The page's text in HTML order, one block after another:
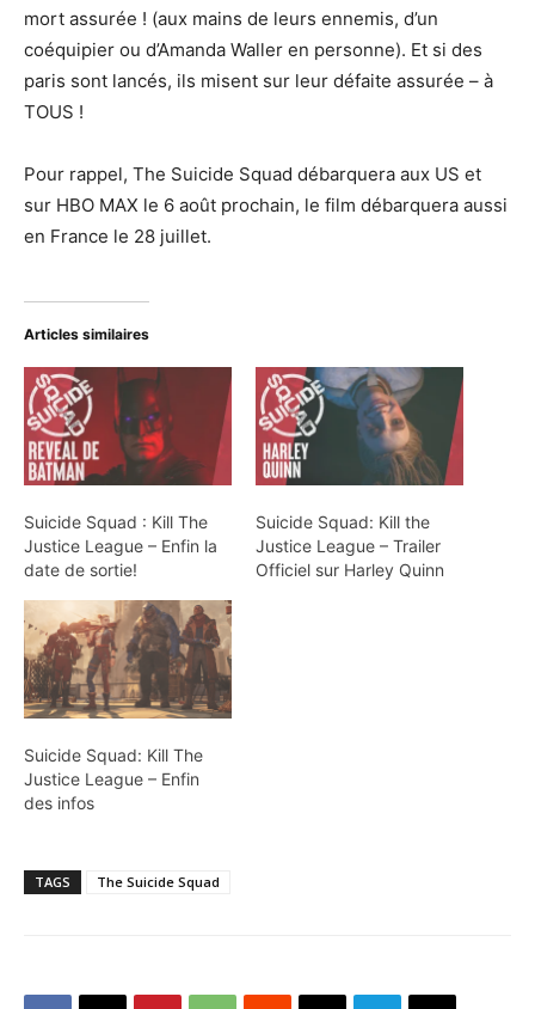
mort assurée ! (aux mains de leurs ennemis, d’un
coéquipier ou d’Amanda Waller en personne). Et si des
paris sont lancés, ils misent sur leur défaite assurée – à
TOUS !
Pour rappel, The Suicide Squad débarquera aux US et
sur HBO MAX le 6 août prochain, le film débarquera aussi
en France le 28 juillet.
Articles similaires
Suicide Squad : Kill The
Justice League – Enfin la
date de sortie!
Suicide Squad: Kill the
Justice League – Trailer
Officiel sur Harley Quinn
Suicide Squad: Kill The
Justice League – Enfin
des infos
TAGS The Suicide Squad